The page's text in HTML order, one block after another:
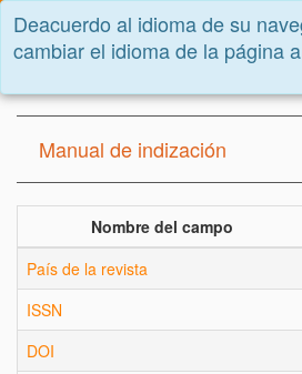
Manual de indización
Nombre del campo
País de la revista
ISSN
DOI
Deacuerdo al idioma de su
cambiar el idioma de la página